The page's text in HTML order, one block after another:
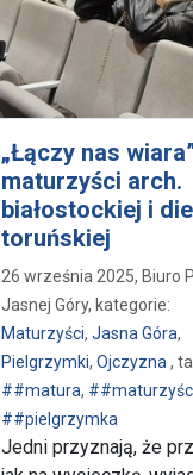
„Łączy nas
maturzyści arch.
białostockiej i
toruńskiej
26 września 2025, Biuro
Jasnej Góry, kategorie:
Maturzyści, Jasna Góra,
Pielgrzymki, Ojczyzna ,
##matura,
##pielgrzymka
Jedni przyznają, że